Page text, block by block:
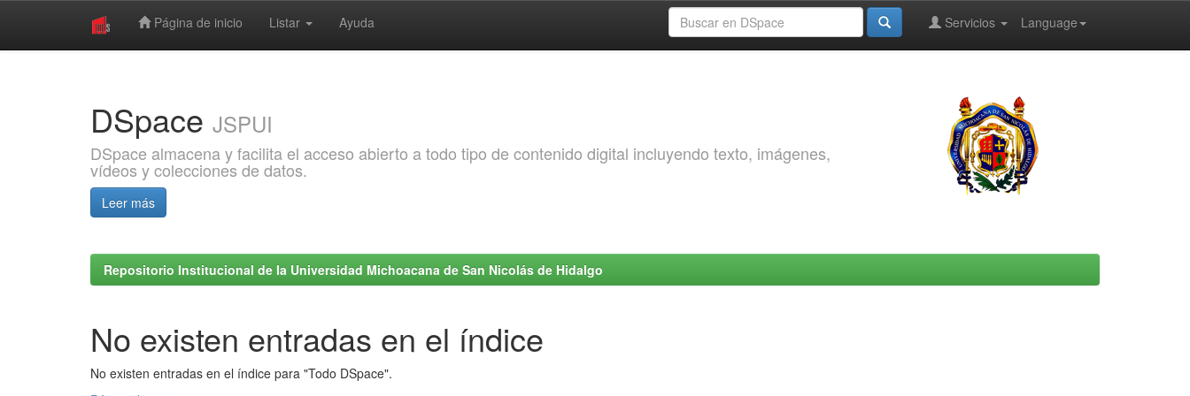
Página de inicio Listar Ayuda Language
Servicios
DSpace JSPUI
DSpace almacena y facilita el acceso abierto a todo tipo de contenido digital incluyendo texto, imágenes,
vídeos y colecciones de datos.
Leer más
Repositorio Institucional de la Universidad Michoacana de San Nicolás de Hidalgo
No existen entradas en el índice
No existen entradas en el índice para "Todo DSpace".